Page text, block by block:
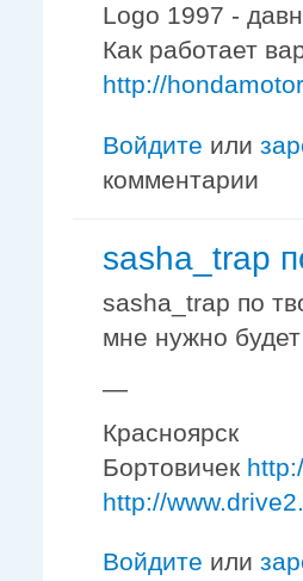
Logo 1997 -
Как работает
http://
Войдите или
комментарии
sasha_trap
sasha_trap по
мне нужно
—
Красноярск
Бортовичек
http://
Войдите или